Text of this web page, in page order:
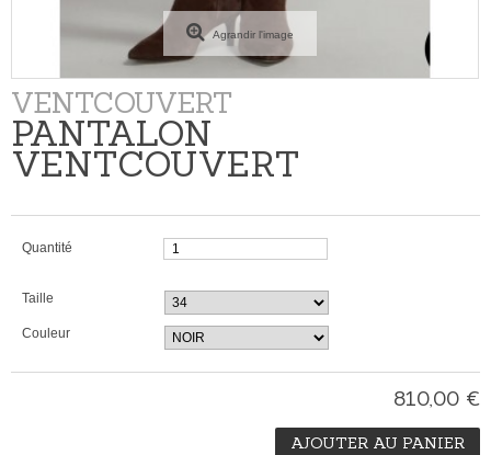
Agrandir l'image
VENTCOUVERT
PANTALON
VENTCOUVERT
Quantité
Taille
Couleur
810,00 €
AJOUTER AU PANIER